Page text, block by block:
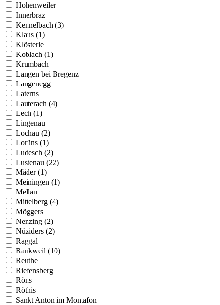
Hohenweiler
Innerbraz
Kennelbach (3)
Klaus (1)
Klösterle
Koblach (1)
Krumbach
Langen bei Bregenz
Langenegg
Laterns
Lauterach (4)
Lech (1)
Lingenau
Lochau (2)
Lorüns (1)
Ludesch (2)
Lustenau (22)
Mäder (1)
Meiningen (1)
Mellau
Mittelberg (4)
Möggers
Nenzing (2)
Nüziders (2)
Raggal
Rankweil (10)
Reuthe
Riefensberg
Röns
Röthis
Sankt Anton im Montafon